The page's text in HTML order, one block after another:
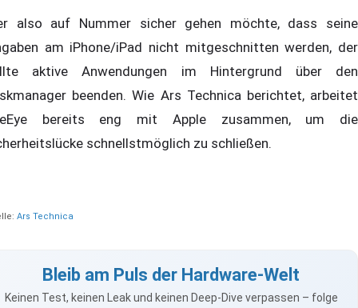
also auf Nummer sicher gehen möchte, dass seine
am iPhone/iPad nicht mitgeschnitten werden, der
aktive Anwendungen im Hintergrund über den
beenden. Wie Ars Technica berichtet, arbeitet
bereits eng mit Apple zusammen, um die
schnellstmöglich zu schließen.
Ars Technica
Bleib am Puls der Hardware-Welt
Keinen Test, keinen Leak und keinen Deep-Dive verpassen – folge